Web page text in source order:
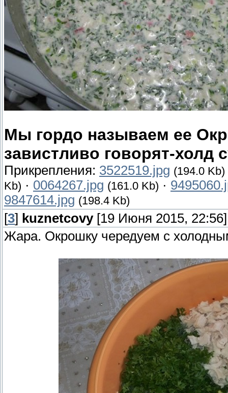
Мы гордо называем ее
завистливо говорят-холд
Прикрепления: 3522519.jpg (194.0 Kb)
Kb) · 0064267.jpg (161.0 Kb) ·
9847614.jpg (198.4 Kb)
[3] kuznetcovy[19 Июня 2015, 22:56]
Жара. Окрошку чередуем с